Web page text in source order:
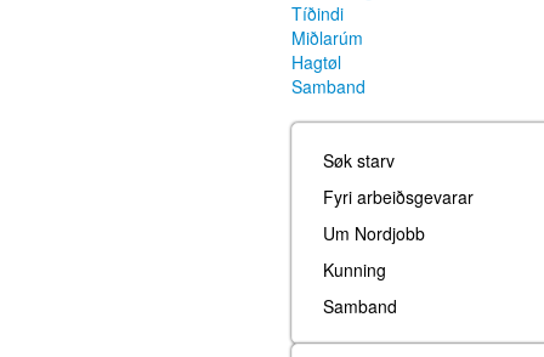
Tíðindi
Miðlarúm
Hagtøl
Samband
Søk starv
Fyri arbeiðsgevarar
Um Nordjobb
Kunning
Samband